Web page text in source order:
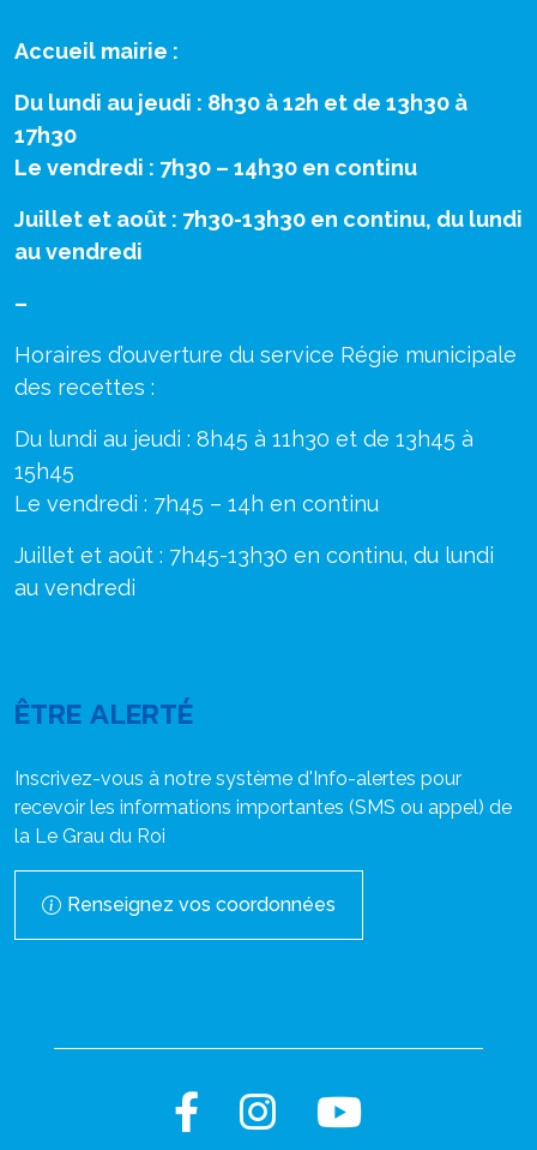
Accueil mairie :
Du lundi au jeudi : 8h30 à 12h et de 13h30 à
17h30
Le vendredi : 7h30 – 14h30 en continu
Juillet et août : 7h30-13h30 en continu, du lundi
au vendredi
–
Horaires d’ouverture du service Régie municipale
des recettes :
Du lundi au jeudi : 8h45 à 11h30 et de 13h45 à
15h45
Le vendredi : 7h45 – 14h en continu
Juillet et août : 7h45-13h30 en continu, du lundi
au vendredi
ÊTRE ALERTÉ
Inscrivez-vous à notre système d'Info-alertes pour
recevoir les informations importantes (SMS ou appel) de
la Le Grau du Roi
Renseignez vos coordonnées